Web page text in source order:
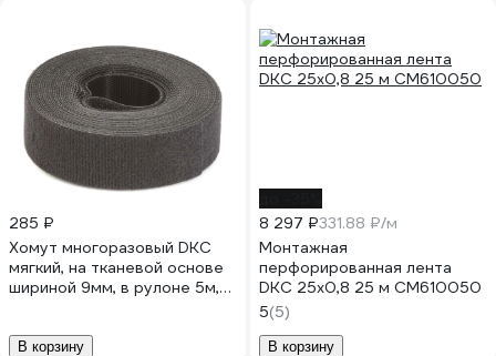
285 ₽
Хомут многоразовый DKC
мягкий, на тканевой основе
шириной 9мм, в рулоне 5м,
В корзину
8 297 ₽331.88 ₽/м
Монтажная
перфорированная лента
DKC 25x0,8 25 м CM610050
5(5)
В корзину